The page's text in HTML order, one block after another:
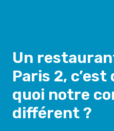
Un
Paris 2,
quoi notre
différent ?